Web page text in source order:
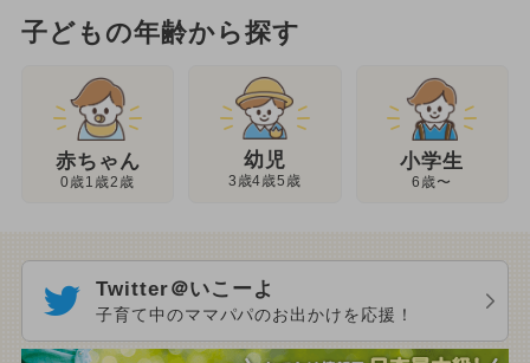
子どもの年齢から探す
赤ちゃん
0歳1歳2歳
幼児
3歳4歳5歳
小学生
6歳〜
Twitter＠いこーよ
子育て中のママパパのお出かけを応援！